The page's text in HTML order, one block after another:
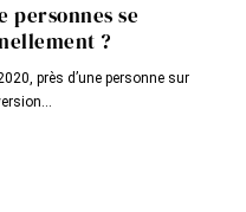
personnes se
?
près d’une personne sur